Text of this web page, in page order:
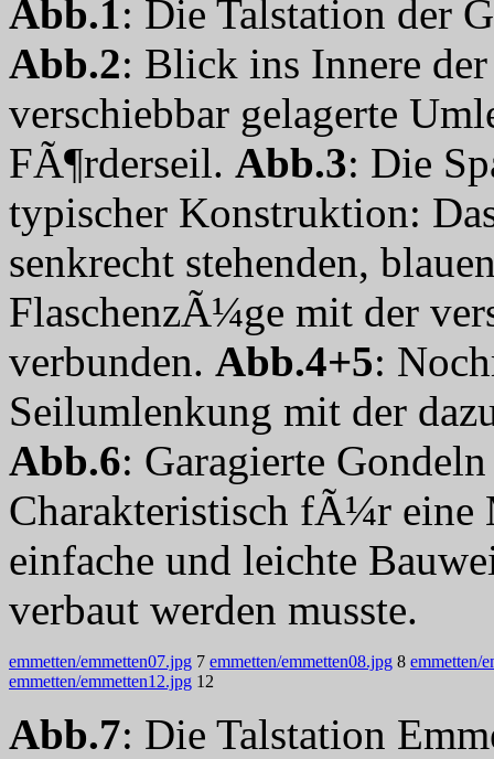
Abb.1: Die Talstation der
Abb.2: Blick ins Innere
verschiebbar gelagerte
FÃ¶rderseil. Abb.3: Die
typischer Konstruktion:
senkrecht stehenden,
FlaschenzÃ¼ge mit der
verbunden. Abb.4+5:
Seilumlenkung mit der
Abb.6: Garagierte
Charakteristisch fÃ¼r
einfache und leichte
verbaut werden musste.
emmetten/emmetten07.jpg 7 emmetten/emmetten08.jpg 8 emmetten/
emmetten/emmetten12.jpg 12
Abb.7: Die Talstation